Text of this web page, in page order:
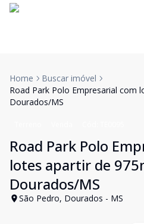
Home
Buscar imóvel
Road Park Polo Empresarial com
Dourados/MS
Road Park Polo
lotes apartir de
Dourados/MS
São Pedro, Dourados - MS